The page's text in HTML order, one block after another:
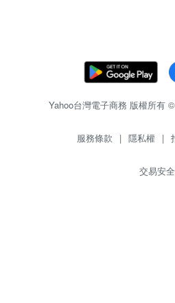
Yahoo台灣電子商務 版權所有
服務條款 | 隱私權 |
交易安全